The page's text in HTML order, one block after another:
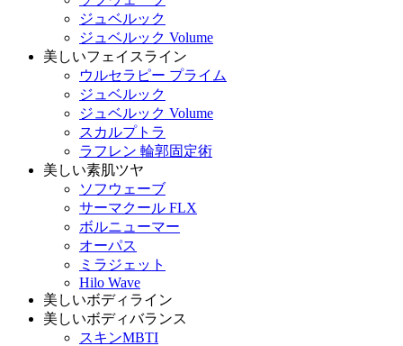
ジュベルック
ジュベルック Volume
美しいフェイスライン
ウルセラピー プライム
ジュベルック
ジュベルック Volume
スカルプトラ
ラフレン 輪郭固定術
美しい素肌ツヤ
ソフウェーブ
サーマクール FLX
ボルニューマー
オーパス
ミラジェット
Hilo Wave
美しいボディライン
美しいボディバランス
スキンMBTI